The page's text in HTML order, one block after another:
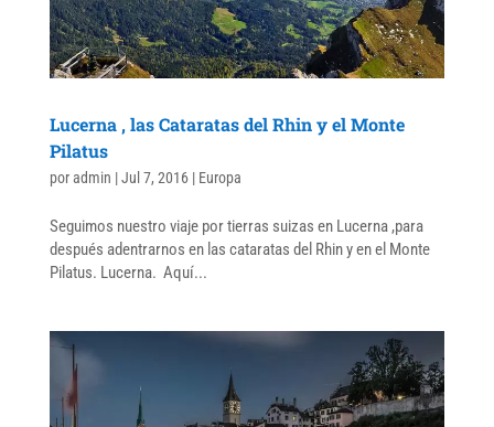
Lucerna , las Cataratas del Rhin y el Monte
Pilatus
poradmin |Jul 7, 2016| Europa
Seguimos nuestro viaje por tierras suizas en Lucerna ,para
después adentrarnos en las cataratas del Rhin y en el Monte
Pilatus. Lucerna. Aquí...